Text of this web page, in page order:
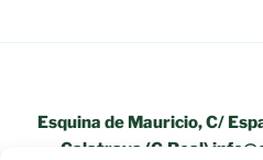
Esquina de Mauricio, C/
Calatrava (C.Real)